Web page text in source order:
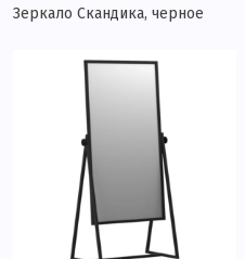
Зеркало Скандика, черное